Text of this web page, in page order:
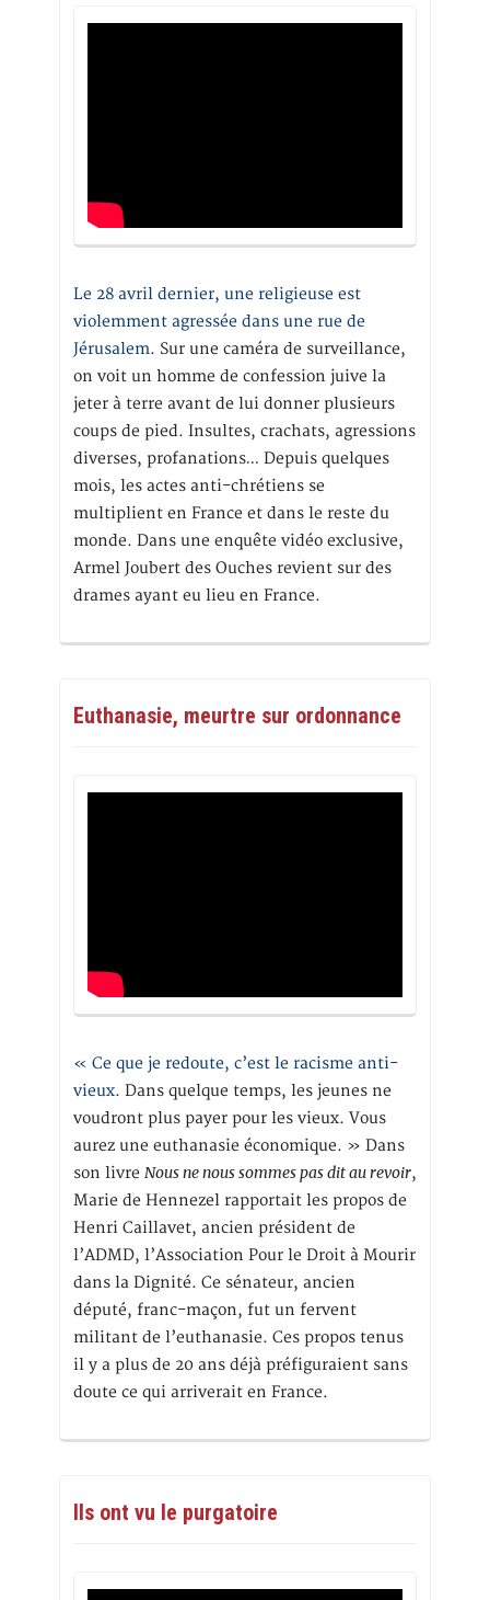
Le 28 avril dernier, une religieuse est
violemment agressée dans une rue de
Jérusalem. Sur une caméra de surveillance,
on voit un homme de confession juive la
jeter à terre avant de lui donner plusieurs
coups de pied. Insultes, crachats, agressions
diverses, profanations… Depuis quelques
mois, les actes anti-chrétiens se
multiplient en France et dans le reste du
monde. Dans une enquête vidéo exclusive,
Armel Joubert des Ouches revient sur des
drames ayant eu lieu en France.
Euthanasie, meurtre sur ordonnance
« Ce que je redoute, c’est le racisme anti-
vieux. Dans quelque temps, les jeunes ne
voudront plus payer pour les vieux. Vous
aurez une euthanasie économique. » Dans
son livre Nous ne nous sommes pas dit au revoir,
Marie de Hennezel rapportait les propos de
Henri Caillavet, ancien président de
l’ADMD, l’Association Pour le Droit à Mourir
dans la Dignité. Ce sénateur, ancien
député, franc-maçon, fut un fervent
militant de l’euthanasie. Ces propos tenus
il y a plus de 20 ans déjà préfiguraient sans
doute ce qui arriverait en France.
Ils ont vu le purgatoire